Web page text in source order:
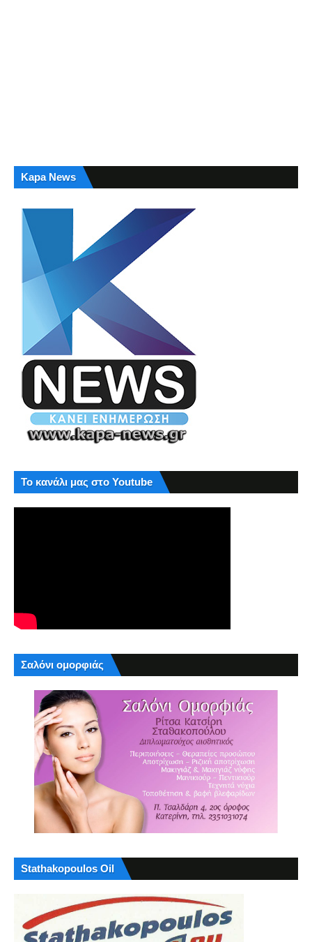
Kapa News
Το κανάλι μας στο Youtube
Σαλόνι ομορφιάς
Stathakopoulos Oil